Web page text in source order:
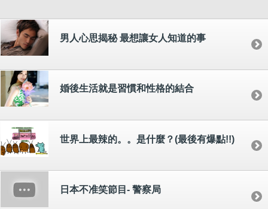
男人心思揭秘 最想讓女人知道的事
婚後生活就是習慣和性格的結合
世界上最辣的。。是什麼？(最後有爆點!!)
日本不准笑節目- 警察局